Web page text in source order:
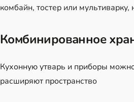
комбайн, тостер или
Комбинированное
Кухонную утварь и приборы
расширяют пространство